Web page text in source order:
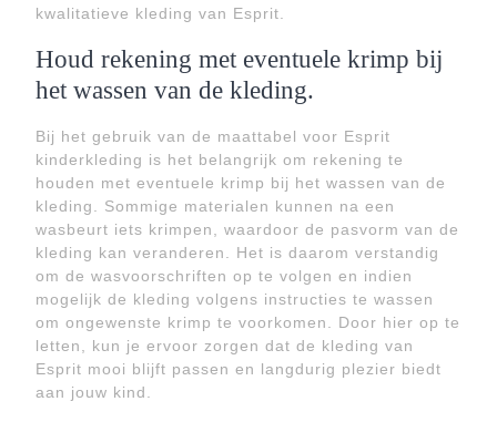
kwalitatieve kleding van Esprit.
Houd rekening met eventuele krimp bij
het wassen van de kleding.
Bij het gebruik van de maattabel voor Esprit
kinderkleding is het belangrijk om rekening te
houden met eventuele krimp bij het wassen van de
kleding. Sommige materialen kunnen na een
wasbeurt iets krimpen, waardoor de pasvorm van de
kleding kan veranderen. Het is daarom verstandig
om de wasvoorschriften op te volgen en indien
mogelijk de kleding volgens instructies te wassen
om ongewenste krimp te voorkomen. Door hier op te
letten, kun je ervoor zorgen dat de kleding van
Esprit mooi blijft passen en langdurig plezier biedt
aan jouw kind.